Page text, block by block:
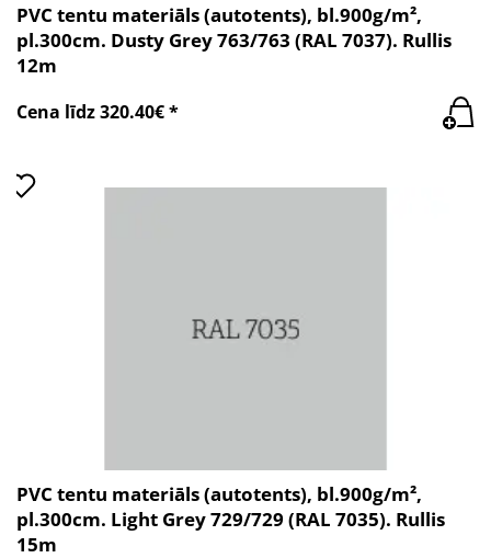
PVC tentu materiāls (autotents), bl.900g/m²,
pl.300cm. Dusty Grey 763/763 (RAL 7037). Rullis
12m
Cena līdz 320.40€ *
PVC tentu materiāls (autotents), bl.900g/m²,
pl.300cm. Light Grey 729/729 (RAL 7035). Rullis
15m